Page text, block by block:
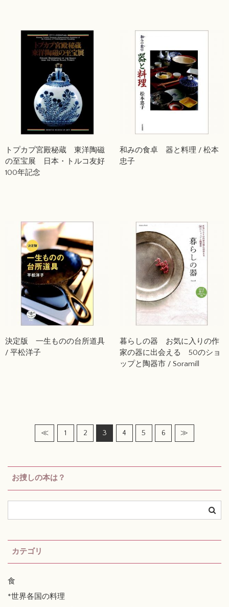
トプカプ宮殿秘蔵 東洋陶磁
の至宝展 日本・トルコ友好
100年記念
和みの食卓 器と料理 / 松本
忠子
決定版 一生ものの台所道具
/ 平松洋子
暮らしの器 お気に入りの作
家の器に出会える 50のショ
ップと陶器市 / Soramill
≪ 1 2 3 4 5 6 ≫
お捜しの本は？
カテゴリ
食
*世界各国の料理